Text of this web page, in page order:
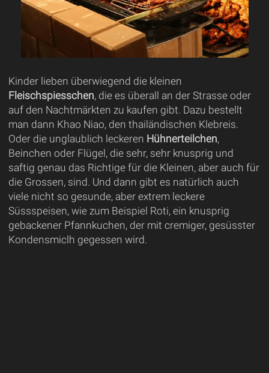
Kinder lieben überwiegend die kleinen
Fleischspiesschen, die es überall an der Strasse oder
auf den Nachtmärkten zu kaufen gibt. Dazu bestellt
man dann Khao Niao, den thailändischen Klebreis.
Oder die unglaublich leckeren Hühnerteilchen,
Beinchen oder Flügel, die sehr, sehr knusprig und
saftig genau das Richtige für die Kleinen, aber auch für
die Grossen, sind. Und dann gibt es natürlich auch
viele nicht so gesunde, aber extrem leckere
Süssspeisen, wie zum Beispiel Roti, ein knusprig
gebackener Pfannkuchen, der mit cremiger, gesüsster
Kondensmiclh gegessen wird.